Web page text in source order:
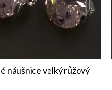
náušnice velký růžový